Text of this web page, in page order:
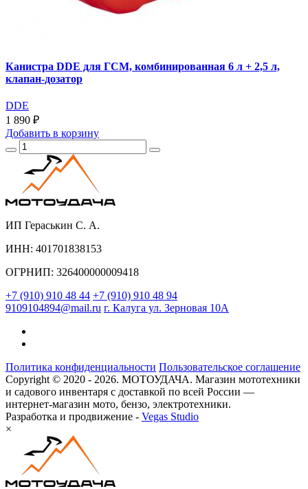
Канистра DDE для ГСМ, комбинированная 6 л + 2,5 л,
клапан-дозатор
DDE
1 890 ₽
Добавить в корзину
ИП Гераськин С. А.
ИНН: 401701838153
ОГРНИП: 326400000009418
+7 (910) 910 48 44 +7 (910) 910 48 94
9109104894@mail.ru г. Калуга ул. Зерновая 10А
Политика конфиденциальности Пользовательское соглашение
Copyright © 2020 - 2026. МОТОУДАЧА. Магазин мототехники
и садового инвентаря с доставкой по всей России —
интернет-магазин мото, бензо, электротехники.
Разработка и продвижение - Vegas Studio
×